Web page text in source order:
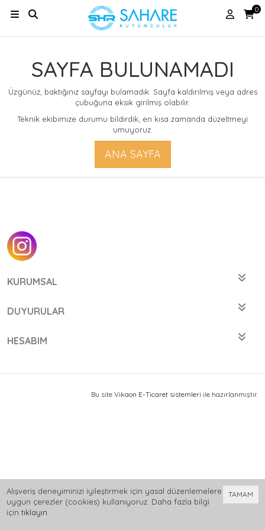
0
SAYFA BULUNAMADI
Üzgünüz, baktığınız sayfayı bulamadık. Sayfa kaldırılmış veya adres
çubuğuna eksik girilmiş olabilir.
Teknik ekibimize durumu bildirdik, en kısa zamanda düzeltmeyi
umuyoruz.
ANA SAYFA
KURUMSAL
DUYURULAR
HESABIM
Bu site Vikaon E-Ticaret sistemleri ile hazırlanmıştır.
TAMAM
Alışveriş deneyiminizi iyileştirmek için yasal düzenlemelere
uygun çerezler (cookies) kullanıyoruz. Daha fazla bilgi
için tıklayın